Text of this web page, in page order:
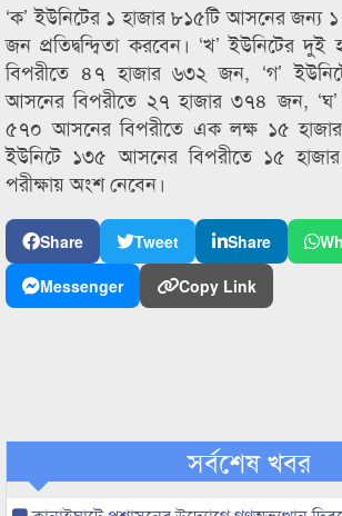
‘ক’ ইউনিটের ১ হাজার ৮১৫টি আসনের জন্য
জন প্রতিদ্বন্দ্বিতা করবেন। ‘খ’ ইউনিটের
বিপরীতে ৪৭ হাজার ৬৩২ জন, ‘গ’
আসনের বিপরীতে ২৭ হাজার ৩৭৪ জন,
৫৭০ আসনের বিপরীতে এক লক্ষ ১৫
ইউনিটে ১৩৫ আসনের বিপরীতে ১৫ হাজার
পরীক্ষায় অংশ নেবেন।
Share Tweet Share
Messenger
Copy Link
সর্বশেষ খবর